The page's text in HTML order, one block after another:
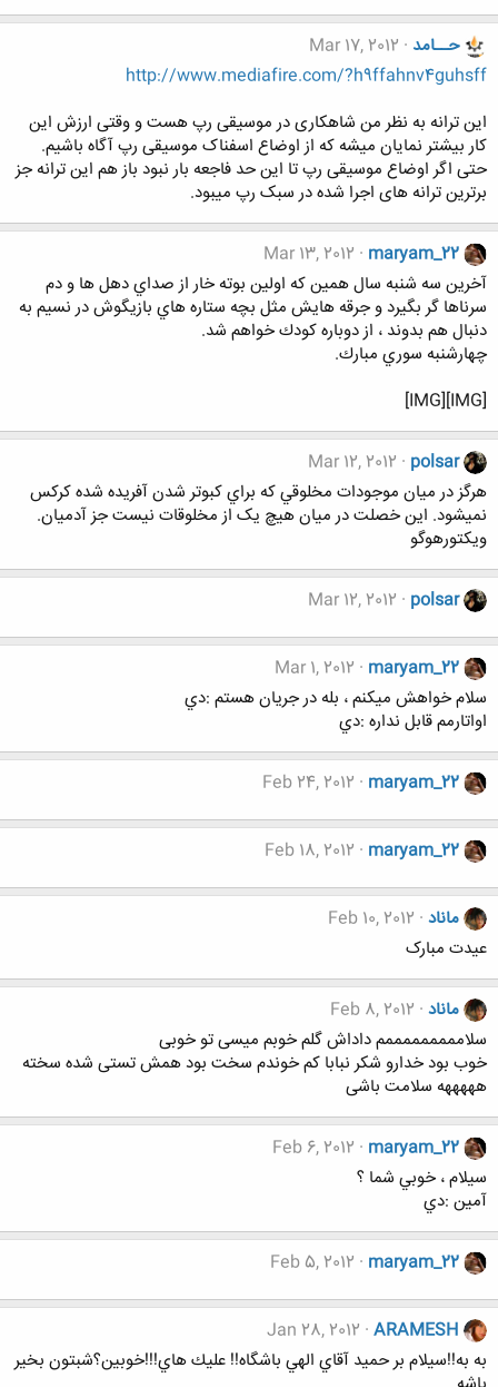
حــامد Mar 17, 2012
http://www.mediafire.com/?h9ffahnv4guhsff
این ترانه به نظر من شاهکاری در موسیقی رپ هست و وقتی ارزش این
کار بیشتر نمایان میشه که از اوضاع اسفناک موسیقی رپ آگاه باشیم.
حتی اگر اوضاع موسیقی رپ تا این حد فاجعه بار نبود باز هم این ترانه جز
برترین ترانه های اجرا شده در سبک رپ میبود.
maryam_22
Mar 13, 2012
آخرين سه شنبه سال همين كه اولين بوته خار از صداي دهل ها و دم
سرناها گر بگيرد و جرقه هايش مثل بچه ستاره هاي بازيگوش در نسيم به
دنبال هم بدوند ، از دوباره كودك خواهم شد.
چهارشنبه سوري مبارك.
[IMG][IMG]
polsar
Mar 12, 2012
هرگز در ميان موجودات مخلوقي که براي کبوتر شدن آفريده شده کرکس
نميشود. اين خصلت در ميان هيچ يک از مخلوقات نيست جز آدميان.
ويکتورهوگو
polsar
Mar 12, 2012
maryam_22
Mar 1, 2012
سلام خواهش ميكنم ، بله در جريان هستم :دي
اواتارمم قابل نداره :دي
maryam_22
Feb 24, 2012
maryam_22
Feb 18, 2012
ماناد Feb 10, 2012
عیدت مبارک
ماناد Feb 8, 2012
سلامممممممممم داداش گلم خوبم میسی تو خوبی
خوب بود خدارو شکر نبابا کم خوندم سخت بود همش تستی شده سخته
هههههه سلامت باشی
maryam_22
Feb 6, 2012
سيلام ، خوبي شما ؟
آمين :دي
maryam_22
Feb 5, 2012
ARAMESH
Jan 28, 2012
به به!!سيلام بر حميد آقاي الهي باشگاه!! عليك هاي!!!خوبين؟شبتون بخير